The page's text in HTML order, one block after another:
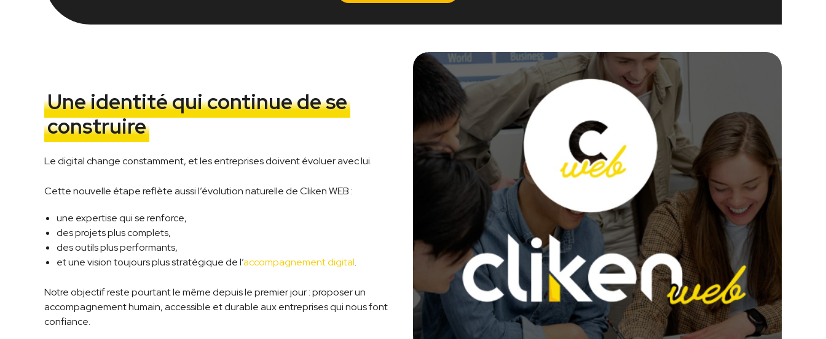
Une identité qui continue de se
construire
Le digital change constamment, et les entreprises doivent évoluer avec lui.
Cette nouvelle étape reflète aussi l’évolution naturelle de Cliken WEB :
une expertise qui se renforce,
des projets plus complets,
des outils plus performants,
et une vision toujours plus stratégique de l’accompagnement digital.
Notre objectif reste pourtant le même depuis le premier jour : proposer un
accompagnement humain, accessible et durable aux entreprises qui nous font
confiance.